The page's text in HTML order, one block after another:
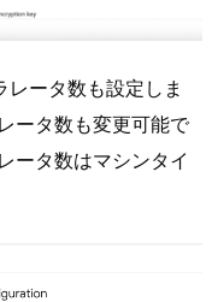
ータ数も設定しま
ータ数も変更可能で
ータ数はマシンタイ